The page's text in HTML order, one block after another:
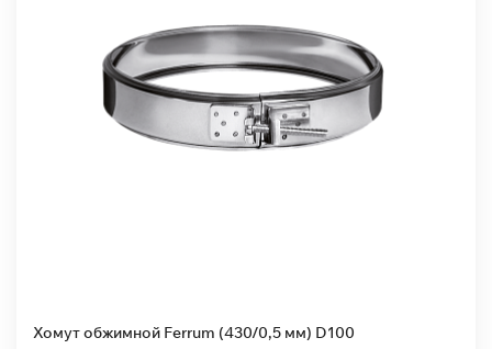
Хомут обжимной Ferrum (430/0,5 мм) D100